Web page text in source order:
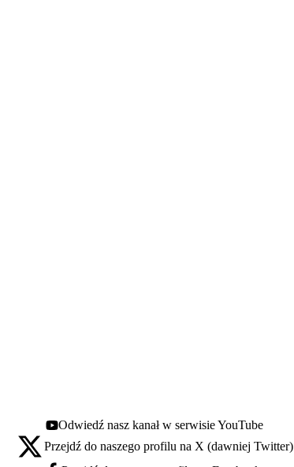
Youtube - otwiera się w nowej karcie
Odwiedź nasz kanał w serwisie YouTube
X - otwiera się w nowej karcie
Przejdź do naszego profilu na X (dawniej Twitter)